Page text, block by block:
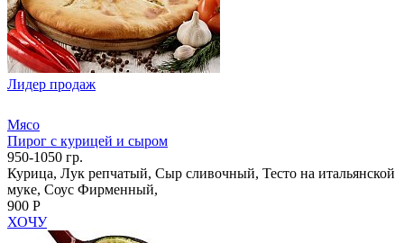
Лидер продаж
Мясо
Пирог с курицей и сыром
950-1050 гр.
Курица, Лук репчатый, Сыр сливочный, Тесто на итальянской
муке, Соус Фирменный,
900 Р
ХОЧУ